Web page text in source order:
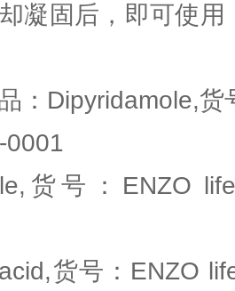
凝固后，即可使
：Dipyridamole,
0001
货号：ENZO
货号：ENZO